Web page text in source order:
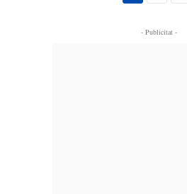
- Publicitat -